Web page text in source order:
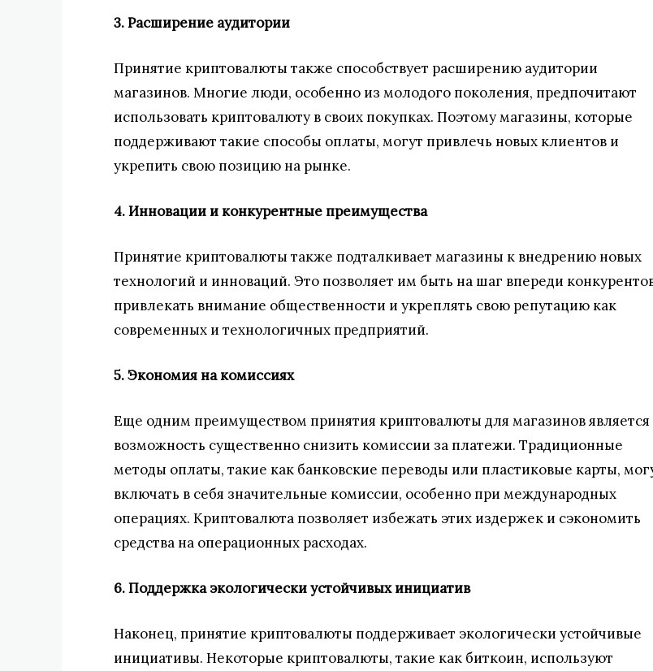
3. Расширение аудитории
Принятие криптовалюты также способствует расширению аудитории
магазинов. Многие люди, особенно из молодого поколения, предпочитают
использовать криптовалюту в своих покупках. Поэтому магазины, которые
поддерживают такие способы оплаты, могут привлечь новых клиентов и
укрепить свою позицию на рынке.
4. Инновации и конкурентные преимущества
Принятие криптовалюты также подталкивает магазины к внедрению новых
технологий и инноваций. Это позволяет им быть на шаг впереди
привлекать внимание общественности и укреплять свою репутацию как
современных и технологичных предприятий.
5. Экономия на комиссиях
Еще одним преимуществом принятия криптовалюты для магазинов является
возможность существенно снизить комиссии за платежи. Традиционные
методы оплаты, такие как банковские переводы или пластиковые карты,
включать в себя значительные комиссии, особенно при международных
операциях. Криптовалюта позволяет избежать этих издержек и сэкономить
средства на операционных расходах.
6. Поддержка экологически устойчивых инициатив
Наконец, принятие криптовалюты поддерживает экологически устойчивые
инициативы. Некоторые криптовалюты, такие как биткоин, используют